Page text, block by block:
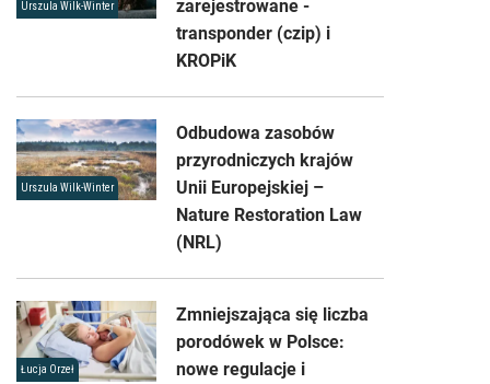
Urszula Wilk-Winter
zarejestrowane -
transponder (czip) i
KROPiK
Urszula Wilk-Winter
Odbudowa zasobów
przyrodniczych krajów
Unii Europejskiej –
Nature Restoration Law
(NRL)
Łucja Orzeł
Zmniejszająca się liczba
porodówek w Polsce:
nowe regulacje i